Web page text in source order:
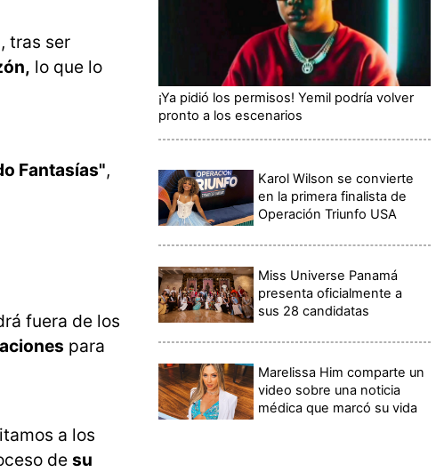
tras ser
lo que lo
Fantasías",
fuera de los
para
a los
de su
¡Ya pidió los permisos! Yemil podría volver
pronto a los escenarios
Karol Wilson se convierte
en la primera finalista de
Operación Triunfo USA
Miss Universe Panamá
presenta oficialmente a
sus 28 candidatas
Marelissa Him comparte un
video sobre una noticia
médica que marcó su vida